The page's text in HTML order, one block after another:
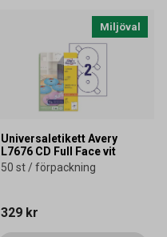
Miljöval
Universaletikett Avery
L7676 CD Full Face vit
50 st / förpackning
329 kr